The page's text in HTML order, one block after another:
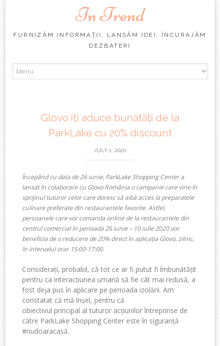
In Trend
FURNIZĂM INFORMAŢII, LANSĂM IDEI, ÎNCURAJĂM
DEZBATERI
to
Glovo îți aduce bunătăți de la
ParkLake cu 20% discount
JULY 1, 2020
Începând cu data de 26 iunie, ParkLake Shopping Center a
lansat în colaborare cu Glovo România o campanie care vine în
sprijinul tuturor celor care doresc să aibă acces la preparatele
culinare preferate din restaurantele favorite. Astfel,
persoanele care vor comanda online de la restaurantele din
centrul comercial în perioada 26 iunie – 10 iulie 2020 vor
beneficia de o reducere de 20% direct în aplicația Glovo, zilnic,
în intervalul orar 15:00-17:00.
Considerați, probabil, că tot ce ar fi putut fi îmbunătățit
pentru ca interacțiunea umană să fie cât mai redusă, a
fost deja pus în aplicare pe perioada izolării. Am
constatat că mă înșel, pentru că
obiectivul principal al tuturor acțiunilor întreprinse de
către ParkLake Shopping Center este în siguranță
#nudoaracasă.